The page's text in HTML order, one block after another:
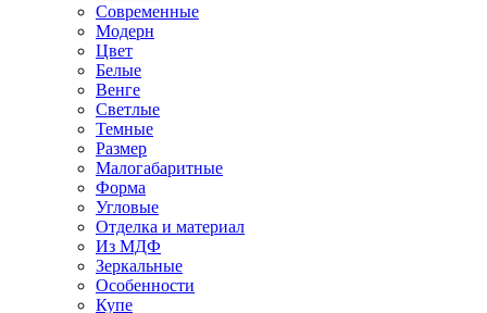
Современные
Модерн
Цвет
Белые
Венге
Светлые
Темные
Размер
Малогабаритные
Форма
Угловые
Отделка и материал
Из МДФ
Зеркальные
Особенности
Купе